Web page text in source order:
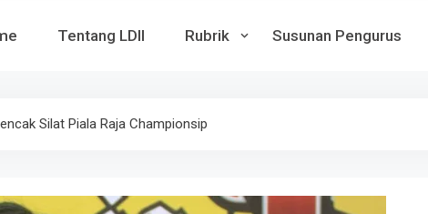
LDII KLATEN
Tentang LDII Rubrik Susunan Pengurus
Silat Piala Raja Championsip